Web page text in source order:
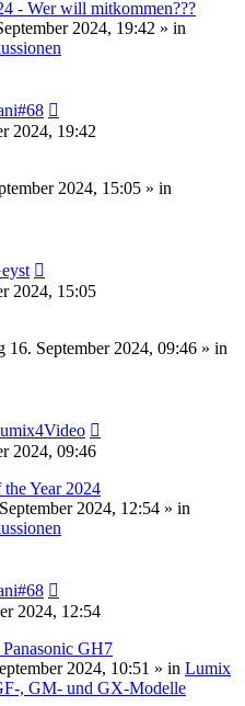
- Wer will mitkommen???
2024, 19:42 » in
2024, 19:42
2024, 15:05 » in
2024, 15:05
16. September 2024, 09:46 » in
2024, 09:46
Year 2024
2024, 12:54 » in
2024, 12:54
GH7
2024, 10:51 » in Lumix
, GM- und GX-Modelle